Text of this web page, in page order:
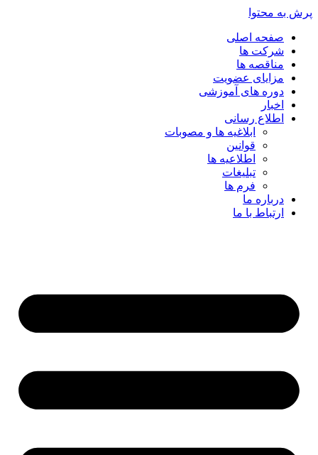
پرش به محتوا
صفحه اصلی
شرکت ها
مناقصه ها
مزایای عضویت
دوره های آموزشی
اخبار
اطلاع رسانی
ابلاغیه ها و مصوبات
قوانین
اطلاعیه ها
تبلیغات
فرم ها
درباره ما
ارتباط با ما